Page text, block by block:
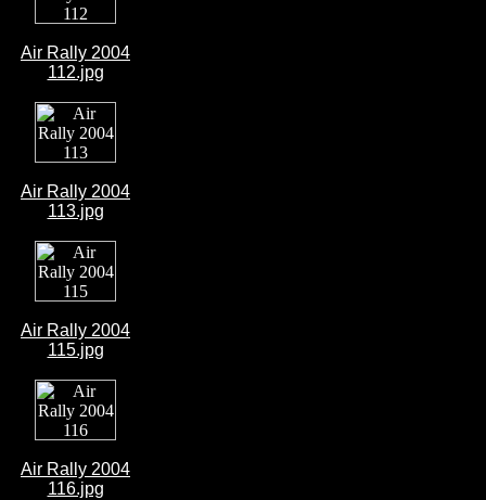
Air Rally 2004
112.jpg
Air Rally 2004
113.jpg
Air Rally 2004
115.jpg
Air Rally 2004
116.jpg